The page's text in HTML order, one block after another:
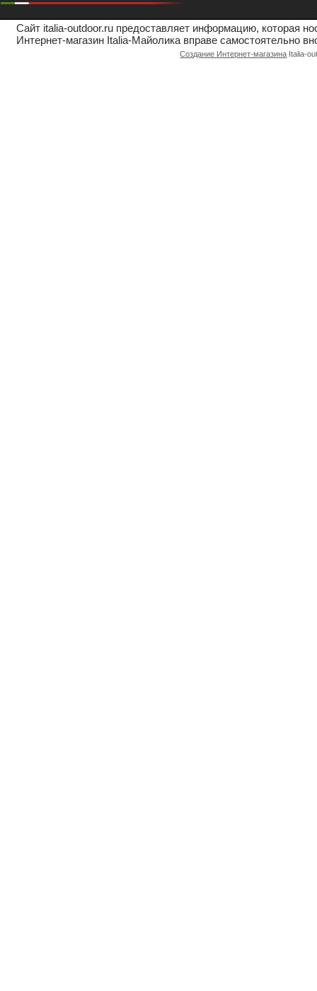
Сайт italia-outdoor.ru предоставляет информацию, которая
Интернет-магазин Italia-Майолика вправе самостоятельно
Создание Интернет-магазина Italia-